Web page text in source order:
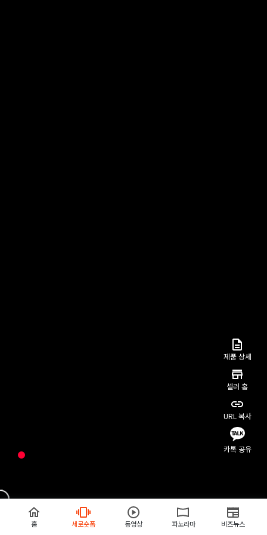
제품 상세
셀러 홈
URL 복사
카톡 공유
홈 세로숏폼 동영상 파노라마 비즈뉴스